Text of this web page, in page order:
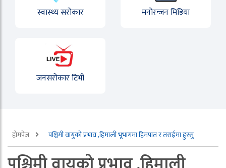
स्वास्थ्य सरोकार मनोरन्जन मिडिया
जनसरोकार टिभी
होमपेज पश्चिमी वायुको प्रभाव ,हिमाली भूभागमा हिमपात र तराईमा हुस्सु